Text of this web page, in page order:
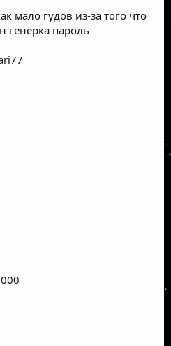
мало гудов из-за того что
генерка пароль